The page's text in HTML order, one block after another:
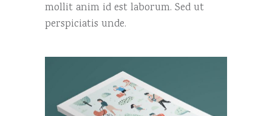
mollit anim id est laborum. Sed ut
perspiciatis unde.